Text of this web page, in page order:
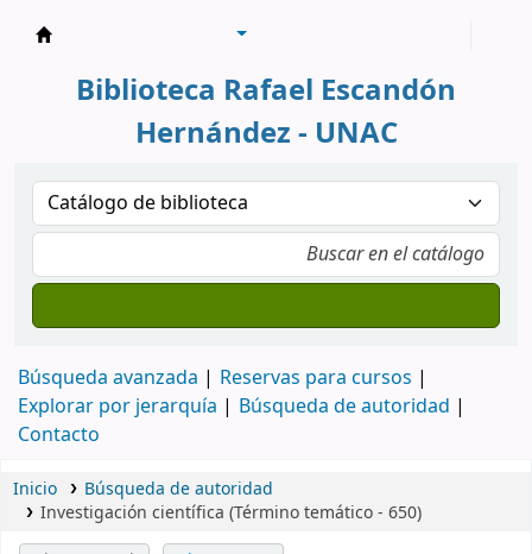
Biblioteca Rafael Escandón
Hernández - UNAC
Búsqueda avanzada
Reservas para cursos
Explorar por jerarquía
Búsqueda de autoridad
Contacto
Inicio
Búsqueda de autoridad
Investigación científica (Término temático - 650)